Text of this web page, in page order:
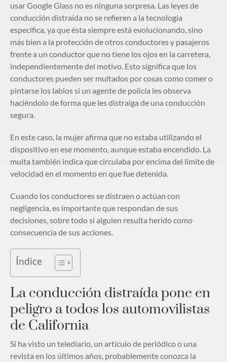
usar Google Glass no es ninguna sorpresa. Las leyes de
conducción distraída no se refieren a la tecnología
específica, ya que ésta siempre está evolucionando, sino
más bien a la protección de otros conductores y pasajeros
frente a un conductor que no tiene los ojos en la carretera,
independientemente del motivo. Esto significa que los
conductores pueden ser multados por cosas como comer o
pintarse los labios si un agente de policía les observa
haciéndolo de forma que les distraiga de una conducción
segura.
En este caso, la mujer afirma que no estaba utilizando el
dispositivo en ese momento, aunque estaba encendido. La
multa también indica que circulaba por encima del límite de
velocidad en el momento en que fue detenida.
Cuando los conductores se distraen o actúan con
negligencia, es importante que respondan de sus
decisiones, sobre todo si alguien resulta herido como
consecuencia de sus acciones.
Índice
La conducción distraída pone en
peligro a todos los automovilistas
de California
Si ha visto un telediario, un artículo de periódico o una
revista en los últimos años, probablemente conozca la